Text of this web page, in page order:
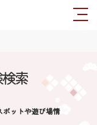
索
ポットや遊び場情